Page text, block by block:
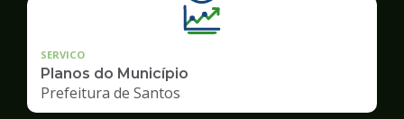
SERVICO
Planos do Município
Prefeitura de Santos